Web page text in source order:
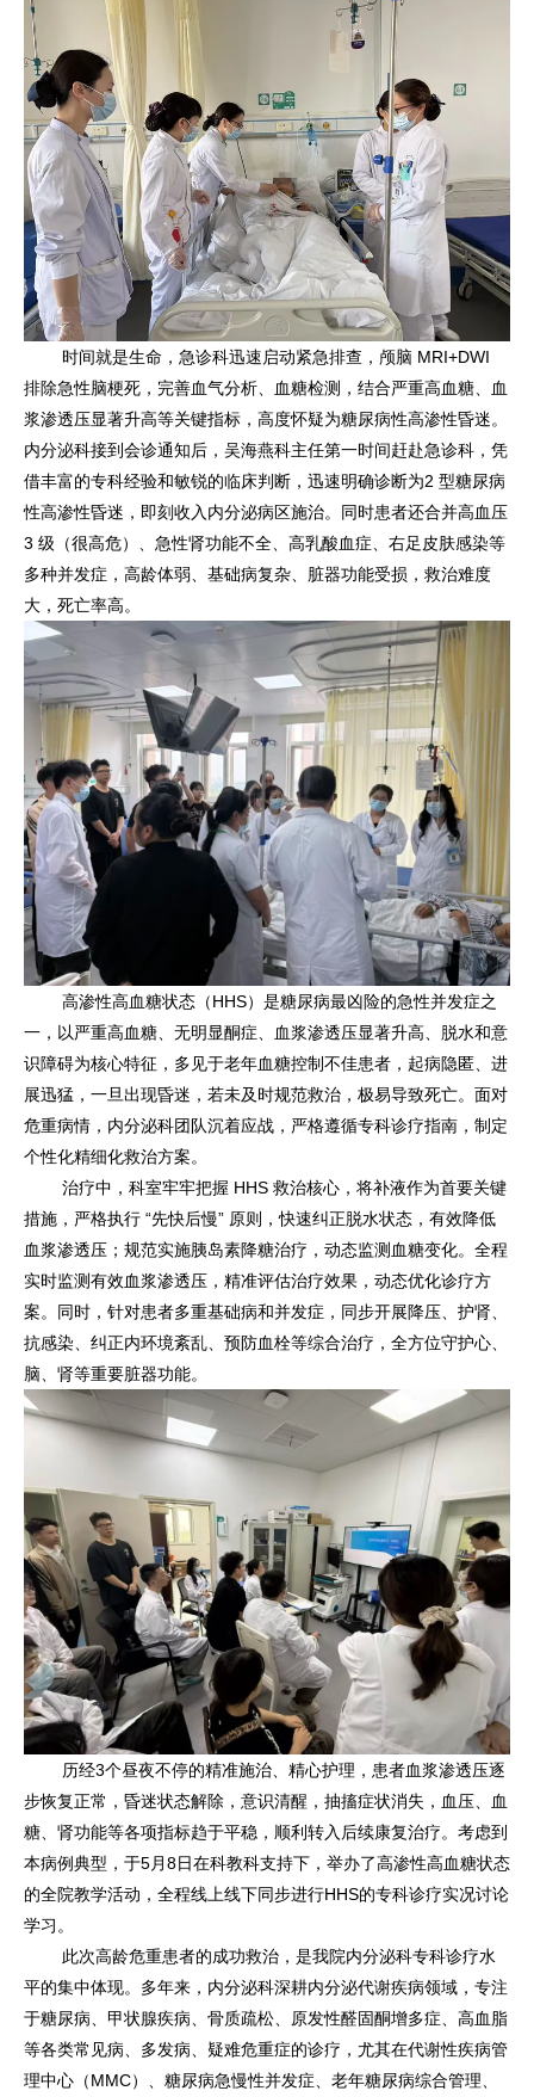
时间就是生命，急诊科迅速启动紧急排查，颅脑 MRI+DWI
排除急性脑梗死，完善血气分析、血糖检测，结合严重高血糖、血
浆渗透压显著升高等关键指标，高度怀疑为糖尿病性高渗性昏迷。
内分泌科接到会诊通知后，吴海燕科主任第一时间赶赴急诊科，凭
借丰富的专科经验和敏锐的临床判断，迅速明确诊断为2 型糖尿病
性高渗性昏迷，即刻收入内分泌病区施治。同时患者还合并高血压
3 级（很高危）、急性肾功能不全、高乳酸血症、右足皮肤感染等
多种并发症，高龄体弱、基础病复杂、脏器功能受损，救治难度
大，死亡率高。
高渗性高血糖状态（HHS）是糖尿病最凶险的急性并发症之
一，以严重高血糖、无明显酮症、血浆渗透压显著升高、脱水和意
识障碍为核心特征，多见于老年血糖控制不佳患者，起病隐匿、进
展迅猛，一旦出现昏迷，若未及时规范救治，极易导致死亡。面对
危重病情，内分泌科团队沉着应战，严格遵循专科诊疗指南，制定
个性化精细化救治方案。
治疗中，科室牢牢把握 HHS 救治核心，将补液作为首要关键
措施，严格执行 “先快后慢” 原则，快速纠正脱水状态，有效降低
血浆渗透压；规范实施胰岛素降糖治疗，动态监测血糖变化。全程
实时监测有效血浆渗透压，精准评估治疗效果，动态优化诊疗方
案。同时，针对患者多重基础病和并发症，同步开展降压、护肾、
抗感染、纠正内环境紊乱、预防血栓等综合治疗，全方位守护心、
脑、肾等重要脏器功能。
历经3个昼夜不停的精准施治、精心护理，患者血浆渗透压逐
步恢复正常，昏迷状态解除，意识清醒，抽搐症状消失，血压、血
糖、肾功能等各项指标趋于平稳，顺利转入后续康复治疗。考虑到
本病例典型，于5月8日在科教科支持下，举办了高渗性高血糖状态
的全院教学活动，全程线上线下同步进行HHS的专科诊疗实况讨论
学习。
此次高龄危重患者的成功救治，是我院内分泌科专科诊疗水
平的集中体现。多年来，内分泌科深耕内分泌代谢疾病领域，专注
于糖尿病、甲状腺疾病、骨质疏松、原发性醛固酮增多症、高血脂
等各类常见病、多发病、疑难危重症的诊疗，尤其在代谢性疾病管
理中心（MMC）、糖尿病急慢性并发症、老年糖尿病综合管理、